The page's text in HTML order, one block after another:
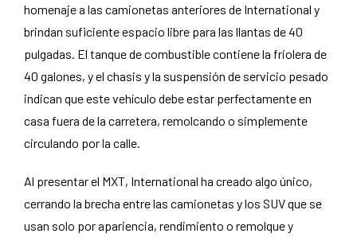
homenaje a las camionetas anteriores de International y
brindan suficiente espacio libre para las llantas de 40
pulgadas. El tanque de combustible contiene la friolera de
40 galones, y el chasis y la suspensión de servicio pesado
indican que este vehículo debe estar perfectamente en
casa fuera de la carretera, remolcando o simplemente
circulando por la calle.
Al presentar el MXT, International ha creado algo único,
cerrando la brecha entre las camionetas y los SUV que se
usan solo por apariencia, rendimiento o remolque y